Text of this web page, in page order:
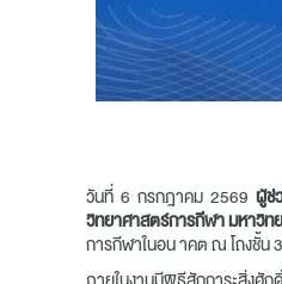
วันที่ 6 กรกฎาคม 2569 ผู้ช่
วิทยาศาสตร์การกีฬามหาวิท
การกีฬาในอน าคต ณ โถงชั้น